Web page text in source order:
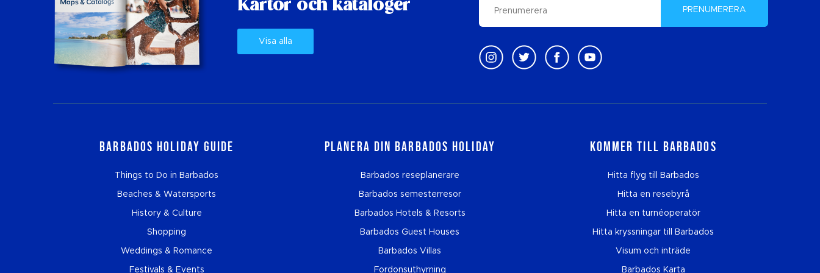
Kartor och kataloger
Visa alla
PRENUMERERA
Barbados Holiday Guide
Things to Do in Barbados
Beaches & Watersports
History & Culture
Shopping
Weddings & Romance
Festivals & Events
Planera din Barbados Holiday
Barbados reseplanerare
Barbados semesterresor
Barbados Hotels & Resorts
Barbados Guest Houses
Barbados Villas
Fordonsuthyrning
Kommer till Barbados
Hitta flyg till Barbados
Hitta en resebyrå
Hitta en turnéoperatör
Hitta kryssningar till Barbados
Visum och inträde
Barbados Karta